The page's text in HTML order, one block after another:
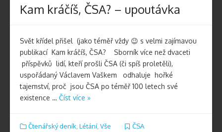
Kam kráčíš, ČSA? – upoutávka
Svět křídel přišel (jako téměř vždy 😉 s velmi zajímavou
publikací Kam kráčíš, ČSA? Sborník více než dvaceti
příspěvků lidí, kteří prošli ČSA (či spíš proletěli),
uspořádaný Václavem Vaškem odhaluje hořké
tajemství, proč jsou ČSA po téměř 100 letech své
existence … Číst více »
Čtenářský deník, Létání, Vše ČSA